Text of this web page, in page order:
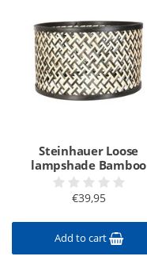
Steinhauer Loose
lampshade Bamboo
€39,95
Add to cart